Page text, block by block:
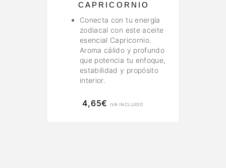
CAPRICORNIO
Conecta con tu energía
zodiacal con este aceite
esencial Capricornio.
Aroma cálido y profundo
que potencia tu enfoque,
estabilidad y propósito
interior.
4,65€ IVA INCLUIDO